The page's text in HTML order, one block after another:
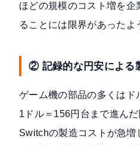
ほどの規模のコスト増を企
ることには限界があったよ
② 記録的な円安による
ゲーム機の部品の多くはド
1ドル＝156円台まで進ん
Switchの製造コストが急